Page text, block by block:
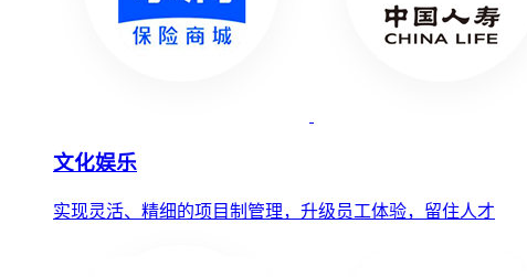
文化娱乐
实现灵活、精细的项目制管理，升级员工体验，留住人才